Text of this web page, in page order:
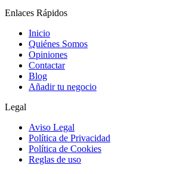
Enlaces Rápidos
Inicio
Quiénes Somos
Opiniones
Contactar
Blog
Añadir tu negocio
Legal
Aviso Legal
Política de Privacidad
Política de Cookies
Reglas de uso